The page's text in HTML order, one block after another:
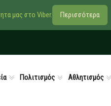
Πολιτισμός Αθλητισμός
μας στο Viber. Περισσότερα